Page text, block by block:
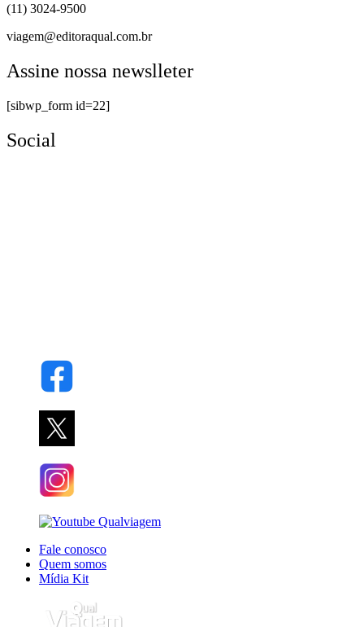
(11) 3024-9500
viagem@editoraqual.com.br
Assine nossa newslleter
[sibwp_form id=22]
Social
Fale conosco
Quem somos
Mídia Kit